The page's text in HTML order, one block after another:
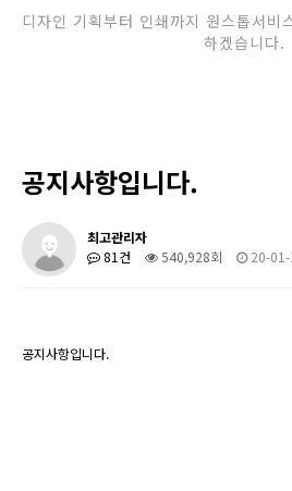
디자인 기획부터 인쇄까지 원스톱서비
하겠습니다.
공지사항입니다.
최고관리자
81건
540,928회 20-01-
공지사항입니다.